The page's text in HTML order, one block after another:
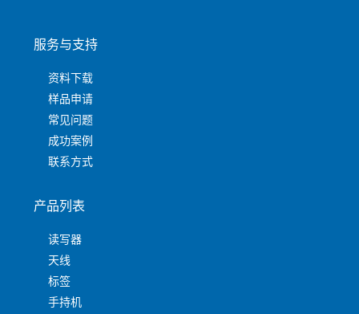
服务与支持
资料下载
样品申请
常见问题
成功案例
联系方式
产品列表
读写器
天线
标签
手持机